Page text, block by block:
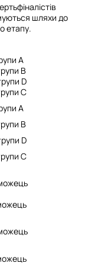
шляхи до
етапу.
А
В
D
С
А
В
D
С